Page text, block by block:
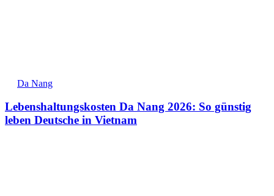
Da Nang
Lebenshaltungskosten Da Nang 2026: So günstig
leben Deutsche in Vietnam